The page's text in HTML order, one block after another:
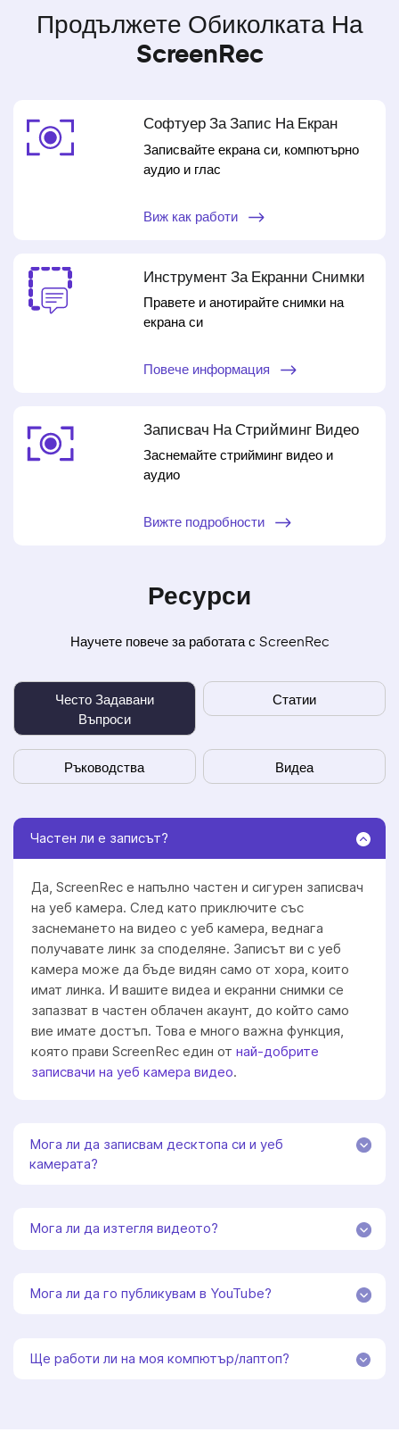
Продължете Обиколката На
ScreenRec
Софтуер За Запис На Екран
Записвайте екрана си, компютърно
аудио и глас
Виж как работи
Инструмент За Екранни Снимки
Правете и анотирайте снимки на
екрана си
Повече информация
Записвач На Стрийминг Видео
Заснемайте стрийминг видео и
аудио
Вижте подробности
Ресурси
Научете повече за работата с ScreenRec
Често Задавани
Въпроси
Статии
Ръководства Видеа
Частен ли е записът?
Да, ScreenRec е напълно частен и сигурен записвач
на уеб камера. След като приключите със
заснемането на видео с уеб камера, веднага
получавате линк за споделяне. Записът ви с уеб
камера може да бъде видян само от хора, които
имат линка. И вашите видеа и екранни снимки се
запазват в частен облачен акаунт, до който само
вие имате достъп. Това е много важна функция,
която прави ScreenRec един от най-добрите
записвачи на уеб камера видео.
Мога ли да записвам десктопа си и уеб
камерата?
Мога ли да изтегля видеото?
Мога ли да го публикувам в YouTube?
Ще работи ли на моя компютър/лаптоп?